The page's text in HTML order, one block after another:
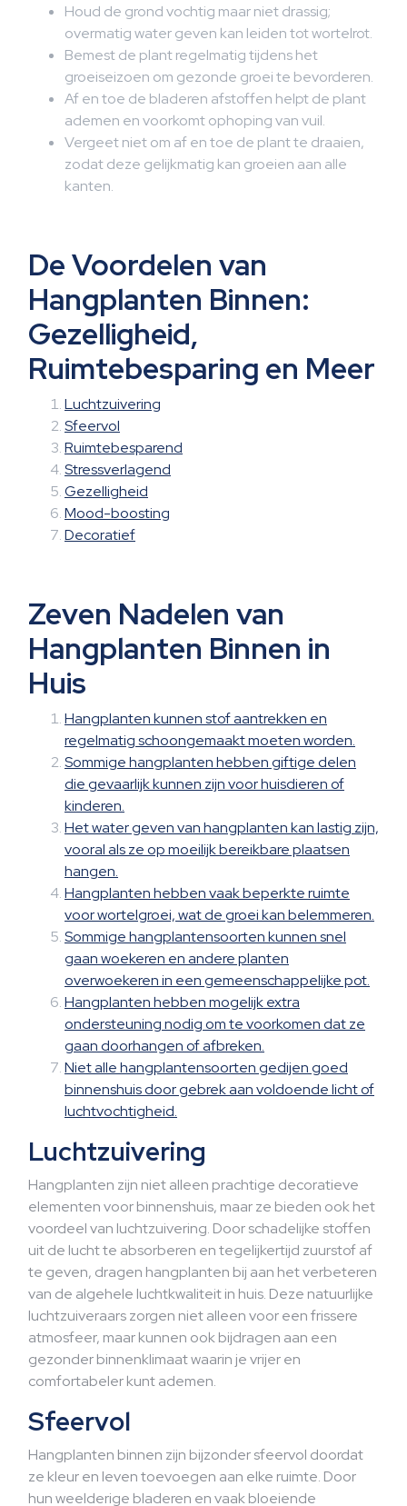
Houd de grond vochtig maar niet drassig;
overmatig water geven kan leiden tot wortelrot.
Bemest de plant regelmatig tijdens het
groeiseizoen om gezonde groei te bevorderen.
Af en toe de bladeren afstoffen helpt de plant
ademen en voorkomt ophoping van vuil.
Vergeet niet om af en toe de plant te draaien,
zodat deze gelijkmatig kan groeien aan alle
kanten.
De Voordelen van
Hangplanten Binnen:
Gezelligheid,
Ruimtebesparing en Meer
Luchtzuivering
Sfeervol
Ruimtebesparend
Stressverlagend
Gezelligheid
Mood-boosting
Decoratief
Zeven Nadelen van
Hangplanten Binnen in
Huis
Hangplanten kunnen stof aantrekken en
regelmatig schoongemaakt moeten worden.
Sommige hangplanten hebben giftige delen
die gevaarlijk kunnen zijn voor huisdieren of
kinderen.
Het water geven van hangplanten kan lastig zijn,
vooral als ze op moeilijk bereikbare plaatsen
hangen.
Hangplanten hebben vaak beperkte ruimte
voor wortelgroei, wat de groei kan belemmeren.
Sommige hangplantensoorten kunnen snel
gaan woekeren en andere planten
overwoekeren in een gemeenschappelijke pot.
Hangplanten hebben mogelijk extra
ondersteuning nodig om te voorkomen dat ze
gaan doorhangen of afbreken.
Niet alle hangplantensoorten gedijen goed
binnenshuis door gebrek aan voldoende licht of
luchtvochtigheid.
Luchtzuivering
Hangplanten zijn niet alleen prachtige decoratieve
elementen voor binnenshuis, maar ze bieden ook het
voordeel van luchtzuivering. Door schadelijke stoffen
uit de lucht te absorberen en tegelijkertijd zuurstof af
te geven, dragen hangplanten bij aan het verbeteren
van de algehele luchtkwaliteit in huis. Deze natuurlijke
luchtzuiveraars zorgen niet alleen voor een frissere
atmosfeer, maar kunnen ook bijdragen aan een
gezonder binnenklimaat waarin je vrijer en
comfortabeler kunt ademen.
Sfeervol
Hangplanten binnen zijn bijzonder sfeervol doordat
ze kleur en leven toevoegen aan elke ruimte. Door
hun weelderige bladeren en vaak bloeiende